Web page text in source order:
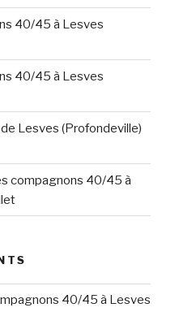
40/45 à Lesves
40/45 à Lesves
Lesves (Profondeville)
compagnons 40/45 à
40/45 à Lesves